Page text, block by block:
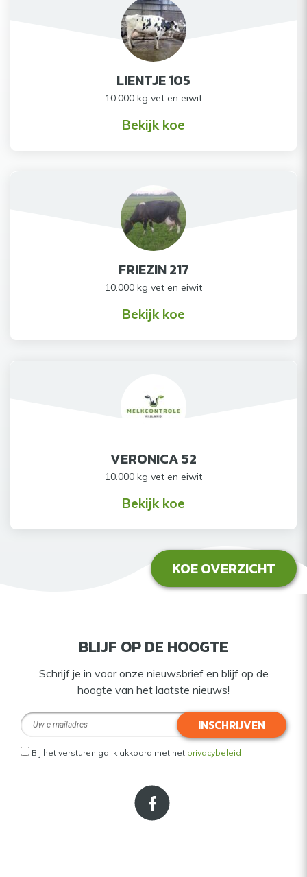
LIENTJE 105
10.000 kg vet en eiwit
Bekijk koe
FRIEZIN 217
10.000 kg vet en eiwit
Bekijk koe
VERONICA 52
10.000 kg vet en eiwit
Bekijk koe
KOE OVERZICHT
BLIJF OP DE HOOGTE
Schrijf je in voor onze nieuwsbrief en blijf op de
hoogte van het laatste nieuws!
INSCHRIJVEN
Bij het versturen ga ik akkoord met het privacybeleid